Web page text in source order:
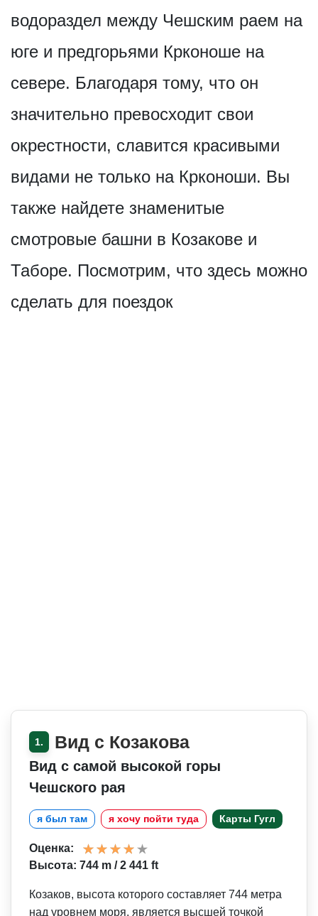
водораздел между Чешским раем на
юге и предгорьями Крконоше на
севере. Благодаря тому, что он
значительно превосходит свои
окрестности, славится красивыми
видами не только на Крконоши. Вы
также найдете знаменитые
смотровые башни в Козакове и
Таборе. Посмотрим, что здесь можно
сделать для поездок
1. Вид с Козакова
Вид с самой высокой горы
Чешского рая
я был там я хочу пойти туда Карты Гугл
Оценка:
Высота: 744 m / 2 441 ft
Козаков, высота которого составляет 744 метра
над уровнем моря, является высшей точкой